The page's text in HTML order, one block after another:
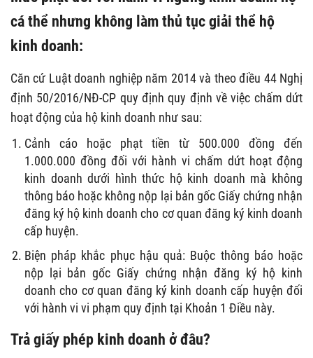
cá thể nhưng không làm thủ tục giải thể hộ
kinh doanh:
Căn cứ Luật doanh nghiệp năm 2014 và theo điều 44 Nghị
định 50/2016/NĐ-CP quy định quy định về việc chấm dứt
hoạt động của hộ kinh doanh như sau:
Cảnh cáo hoặc phạt tiền từ 500.000 đồng đến
1.000.000 đồng đối với hành vi chấm dứt hoạt động
kinh doanh dưới hình thức hộ kinh doanh mà không
thông báo hoặc không nộp lại bản gốc Giấy chứng nhận
đăng ký hộ kinh doanh cho cơ quan đăng ký kinh doanh
cấp huyện.
Biện pháp khắc phục hậu quả: Buộc thông báo hoặc
nộp lại bản gốc Giấy chứng nhận đăng ký hộ kinh
doanh cho cơ quan đăng ký kinh doanh cấp huyện đối
với hành vi vi phạm quy định tại Khoản 1 Điều này.
Trả giấy phép kinh doanh ở đâu?